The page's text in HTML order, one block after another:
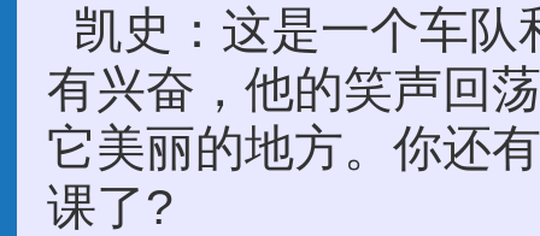
凯史：这是一个车
有兴奋，他的笑声回
它美丽的地方。你还
课了?